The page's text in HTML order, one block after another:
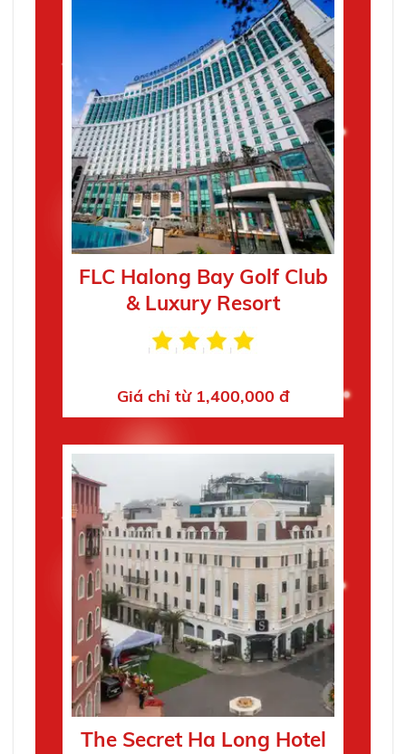
FLC Halong Bay Golf Club
& Luxury Resort
Giá chỉ từ 1,400,000 đ
The Secret Ha Long Hotel